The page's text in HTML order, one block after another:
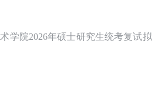
学院2026年硕士研究生统考复试拟